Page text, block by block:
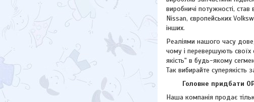
виробничі потужності,
Nissan, європейських
інших.
Реаліями нашого часу
чому і перевершують своїх
якість" в будь-якому
Так вибирайте суперякість
Головне придбати
Наша компанія продає